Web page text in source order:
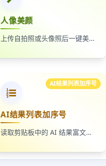
人像美颜
上传自拍照或头像照后一键美颜，支持人像磨皮、提亮和美颜强度调节，适合人物照片快速优化
AI结果列表加序号
AI结果列表加序号
读取剪贴板中的 AI 结果富文本列表，为 ul、ol 等列表自动补 1-N 序号，支持富文本和纯文本输出